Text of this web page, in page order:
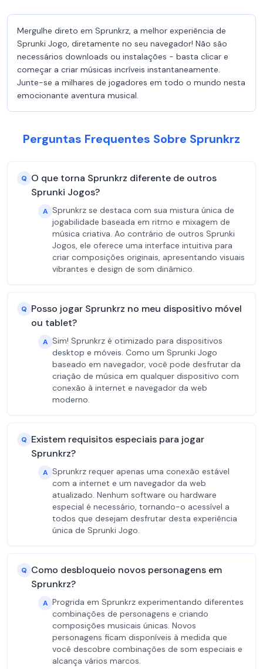
Mergulhe direto em Sprunkrz, a melhor experiência de
Sprunki Jogo, diretamente no seu navegador! Não são
necessários downloads ou instalações - basta clicar e
começar a criar músicas incríveis instantaneamente.
Junte-se a milhares de jogadores em todo o mundo nesta
emocionante aventura musical.
Perguntas Frequentes Sobre Sprunkrz
Q O que torna Sprunkrz diferente de outros
Sprunki Jogos?
A Sprunkrz se destaca com sua mistura única de
jogabilidade baseada em ritmo e mixagem de
música criativa. Ao contrário de outros Sprunki
Jogos, ele oferece uma interface intuitiva para
criar composições originais, apresentando visuais
vibrantes e design de som dinâmico.
Q Posso jogar Sprunkrz no meu dispositivo móvel
ou tablet?
A Sim! Sprunkrz é otimizado para dispositivos
desktop e móveis. Como um Sprunki Jogo
baseado em navegador, você pode desfrutar da
criação de música em qualquer dispositivo com
conexão à internet e navegador da web
moderno.
Q Existem requisitos especiais para jogar
Sprunkrz?
A Sprunkrz requer apenas uma conexão estável
com a internet e um navegador da web
atualizado. Nenhum software ou hardware
especial é necessário, tornando-o acessível a
todos que desejam desfrutar desta experiência
única de Sprunki Jogo.
Q Como desbloqueio novos personagens em
Sprunkrz?
A Progrida em Sprunkrz experimentando diferentes
combinações de personagens e criando
composições musicais únicas. Novos
personagens ficam disponíveis à medida que
você descobre combinações de som especiais e
alcança vários marcos.